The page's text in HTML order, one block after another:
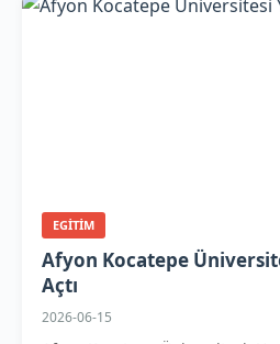
EGITIM
Afyon Kocatepe
Açtı
2026-06-15